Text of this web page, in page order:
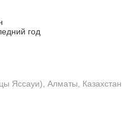
год
Яссауи), Алматы, Казахстан